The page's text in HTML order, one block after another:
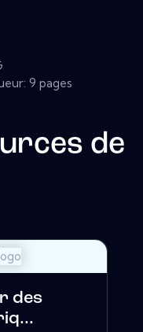
9 pages
de
des